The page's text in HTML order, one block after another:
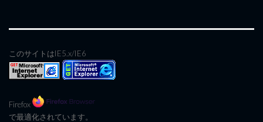
このサイトはIE5.x/IE6
Firefox
で最適化されています。